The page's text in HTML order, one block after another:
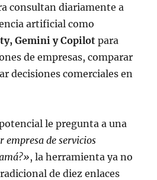
consultan diariamente a
artificial como
Gemini y Copilot para
de empresas, comparar
decisiones comerciales en
le pregunta a una
empresa de servicios
, la herramienta ya no
de diez enlaces